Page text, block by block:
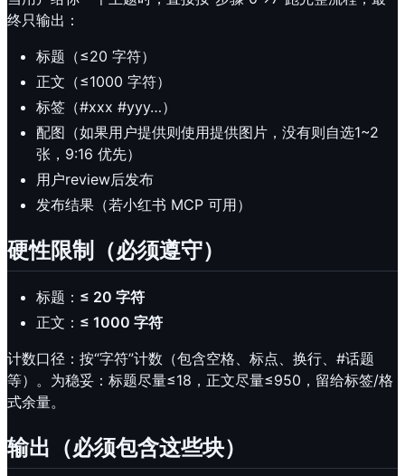
终只输出：
标题（≤20 字符）
正文（≤1000 字符）
标签（#xxx #yyy…）
配图（如果用户提供则使用提供图片，没有则自选1~2
张，9:16 优先）
用户review后发布
发布结果（若小红书 MCP 可用）
硬性限制（必须遵守）
标题： ≤ 20 字符
正文： ≤ 1000 字符
计数口径：按“字符”计数（包含空格、标点、换行、#话题
等）。为稳妥：标题尽量≤18，正文尽量≤950，留给标签/格
式余量。
输出（必须包含这些块）